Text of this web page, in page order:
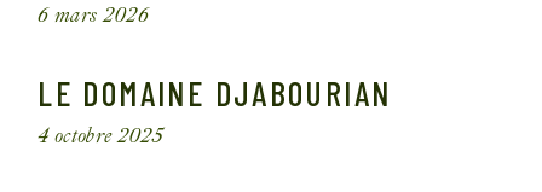
6 mars 2026
LE DOMAINE DJABOURIAN
4 octobre 2025